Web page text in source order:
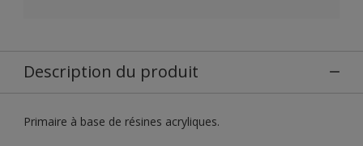
Description du produit
Primaire à base de résines acryliques.